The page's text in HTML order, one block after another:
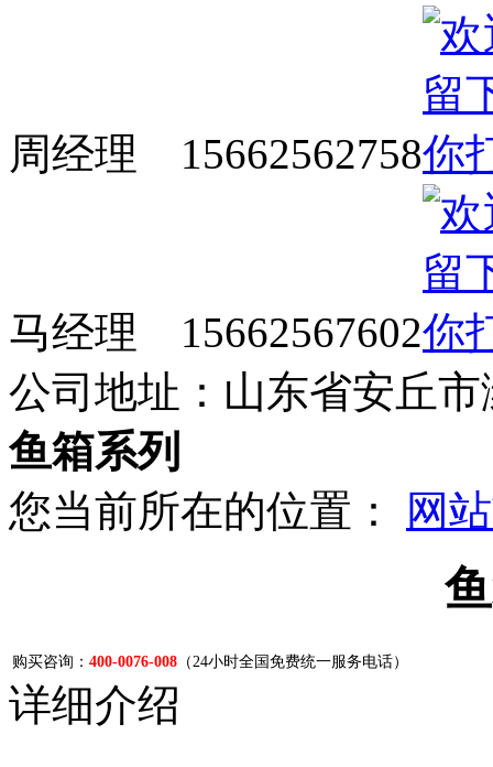
周经理 15662562758
马经理 15662567602
公司地址：山东省安丘市
鱼箱系列
您当前所在的位置：
网
购买咨询： 400-0076-008 （24小时全国免费统一服务电话）
详细介绍